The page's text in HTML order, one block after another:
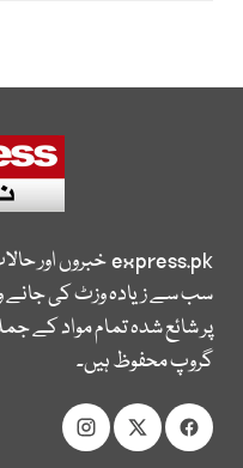
express.pkخبروں اور
سب سے زیادہ وزٹ کی
پر شائع شدہ تمام مواد کے
گروپ محفوظ ہیں۔